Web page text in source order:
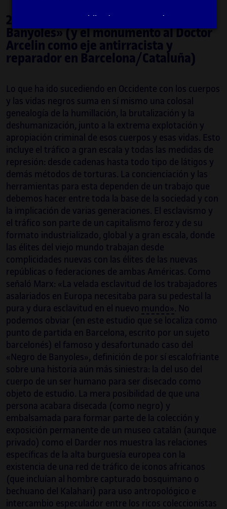
2.6. Antonio López frente al «Negro de
Banyoles» (y el monumento al Doctor
Arcelin como eje antirracista y
reparador en Barcelona/Cataluña)
Lo que ha ido sucediendo en Occidente con los cuerpos
y las vidas negros suma en sí mismo una colosal
genealogía de la humillación, la brutalización y la
deshumanización, junto a la extrema explotación y
apropiación criminal de esos cuerpos y esas vidas. Esto
incluye el tráfico a gran escala y todas las medidas de
represión: desde cadenas hasta todo tipo de látigos y
demás métodos de torturas. La concienciación y las
herramientas para esta dependen de un trabajo que
debemos hacer entre toda la base de la sociedad y con
la implicación de varias generaciones. El esclavismo y
el tráfico son parte de un capitalismo feroz y de su
formato industrializado, global y a gran escala, donde
las élites del viejo mundo trabajan desde
complicidades nuevas con las élites de las nuevas
repúblicas o federaciones de ambas Américas. Como
señaló Marx: «La velada esclavitud de los trabajadores
asalariados en Europa necesitaba para su pedestal la
pura y dura esclavitud en el nuevo mundo» . No
podemos obviar (en este estudio que se localiza como
punto de partida en Barcelona, escrito por un sujeto
barcelonés) el famoso y desafortunado caso del
«Negro de Banyoles», definición de por sí escalofriante
sobre una historia aún más siniestra: la del uso del
cuerpo de un ser humano para ser disecado como
objeto de estudio. La mera posibilidad de que una
persona acabara disecada (como negro) y
embalsamada para formar parte de la colección y
exposición permanente de un museo catalán (aunque
privado) como el Darder nos muestra las relaciones
específicas de la alta burguesía europea con la
existencia de una red de tráfico de iconos africanos
(que incluían al hombre capturado bosquimano o
bechuano del Kalahari) para uso antropológico e
intercambio especulador entre los ricos coleccionistas
ponencias en Spike Island, Associates Space
(Carmen Juliá), Bristol, 2020. Performing
Otherness: a Postcolonial Approach to
Francoist Spain (María Iñigo Clavo),
Journal of Aesthetics & Protest: Issue # 11,
Newsletter Project (Marc Herbst) L.A. 2020.
Manifestaciones Públicas de Afecto (Florencia
Portocarrero), BAR project, Barcelona, 2016.
Paesagio, ed Blauer Hase (Riccardo Giacconi),
2019. Spectres of Modernism (Clare Carolin),
Raven Row, Londres, 2017. The Harbor,
Betalocal, San Juan PR, South London Gallery,
Tate Britain, Londres, BCNProducció\10
Barcelona, Proyectos Ultravioleta, Guatemala,
Aformal Academy, Hong Kong-Shenzen Bi-
City Biennale of Urbanism\Architecture,
eme3, Barcelona, INCA Detroit, USA o Alkovi
gallery, Helsinki, INDEX, México.
Varias de sus publicaciones pueden
estudiarse en MACBA Arxiu. Actualmente,
está finalizando un máster de Filosofía
Contemporánea y Teoría Crítica (CRMEP) en la
Kingston University, Londres. Ha obtenido la
Beca de Estudios en el Extranjero de la
Generalitat de Catalunya 2020-21.